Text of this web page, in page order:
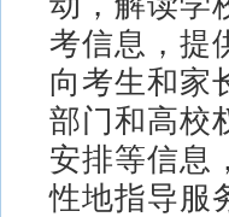
考信息，提
向考生和家
部门和高校
安排等信息
性地指导服